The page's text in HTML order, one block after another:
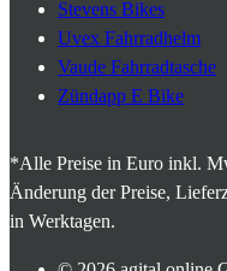
Stevens Bikes
Uvex Fahrradhelm
Vaude Fahrradtasche
Zündapp E Bike
*Alle Preise in Euro inkl.
Änderung der Preise,
in Werktagen.